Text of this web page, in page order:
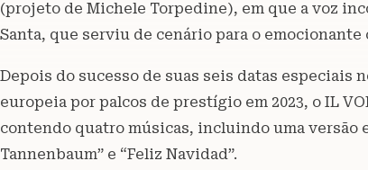
(projeto de Michele Torpedine), em que a voz
Santa, que serviu de cenário para o emocionante
Depois do sucesso de suas seis datas especiais
europeia por palcos de prestígio em 2023, o IL
contendo quatro músicas, incluindo uma versão
Tannenbaum” e “Feliz Navidad”.